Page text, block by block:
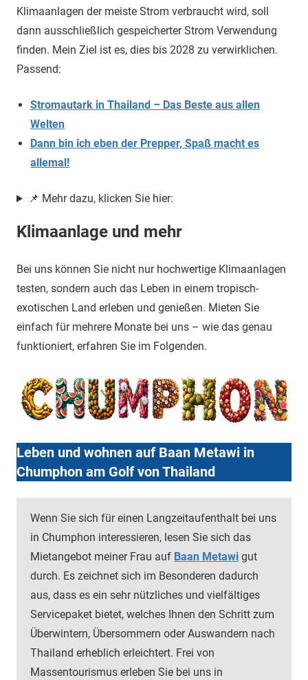
Klimaanlagen der meiste Strom verbraucht wird, soll
dann ausschließlich gespeicherter Strom Verwendung
finden. Mein Ziel ist es, dies bis 2028 zu verwirklichen.
Passend:
Stromautark in Thailand – Das Beste aus allen
Welten
Dann bin ich eben der Prepper, Spaß macht es
allemal!
📌 Mehr dazu, klicken Sie hier:
Klimaanlage und mehr
Bei uns können Sie nicht nur hochwertige Klimaanlagen
testen, sondern auch das Leben in einem tropisch-
exotischen Land erleben und genießen. Mieten Sie
einfach für mehrere Monate bei uns – wie das genau
funktioniert, erfahren Sie im Folgenden.
Leben und wohnen auf Baan Metawi in
Chumphon am Golf von Thailand
Wenn Sie sich für einen Langzeitaufenthalt bei uns
in Chumphon interessieren, lesen Sie sich das
Mietangebot meiner Frau auf Baan Metawi gut
durch. Es zeichnet sich im Besonderen dadurch
aus, dass es ein sehr nützliches und vielfältiges
Servicepaket bietet, welches Ihnen den Schritt zum
Überwintern, Übersommern oder Auswandern nach
Thailand erheblich erleichtert. Frei von
Massentourismus erleben Sie bei uns in